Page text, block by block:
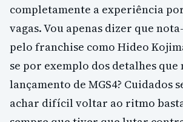
completamente a experiência
vagas. Vou apenas dizer que
pelo franchise como Hideo
se por exemplo dos detalhes
lançamento de MGS4? Cuidados
achar difícil voltar ao ritmo